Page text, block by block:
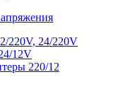
220V, 24/220V
12V
220/12